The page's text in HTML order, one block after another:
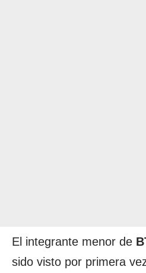
El integrante menor de
sido visto por primera